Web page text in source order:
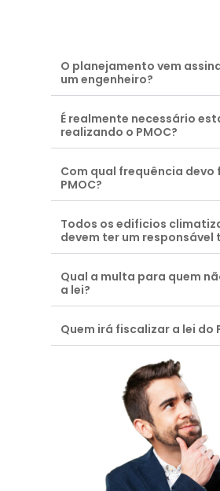
O planejamento vem
um engenheiro?
É realmente necessário
realizando o PMOC?
Com qual frequência devo
PMOC?
Todos os edificios
devem ter um responsável
Qual a multa para quem
a lei?
Quem irá fiscalizar a lei do